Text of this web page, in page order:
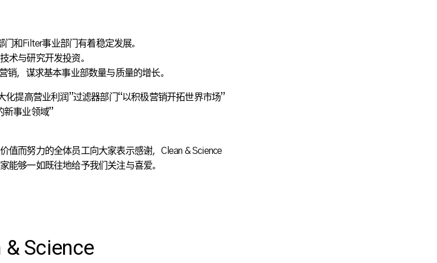
和Filter事业部门有着稳定发展。
术与研究开发投资。
销，谋求基本事业部数量与质量的增长。
提高营业利润”过滤器部门“以积极营销开拓世界市场”
新事业领域”
而努力的全体员工向大家表示感谢，Clean & Science
能够一如既往地给予我们关注与喜爱。
& Science